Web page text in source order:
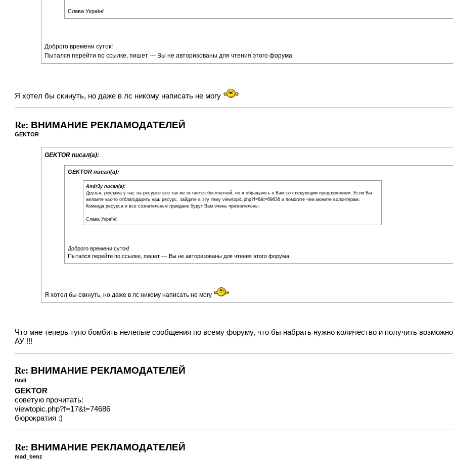
Слава Україні!
Доброго времени суток!
Пытался перейти по ссылке, пишет --- Вы не авторизованы для чтения этого форума.
Я хотел бы скинуть, но даже в лс никому написать не могу
Re: ВНИМАНИЕ РЕКЛАМОДАТЕЛЕЙ
GEKTOR
GEKTOR писал(а):
GEKTOR писал(а):
Andr3y писал(а):
Друзья, реклама у нас на ресурсе все так же остается бесплатной, но я обращаюсь к Вам со следующим предложением. Если Вы
желаете как-то отблагодарить наш ресурс, зайдите в эту тему viewtopic.php?f=6&t=69636и помогите чем можете волонтерам.
Команда ресурса и все сознательные граждане будут Вам очень признательны.
Слава Україні!
Доброго времени суток!
Пытался перейти по ссылке, пишет --- Вы не авторизованы для чтения этого форума.
Я хотел бы скинуть, но даже в лс никому написать не могу
Что мне теперь тупо бомбить нелепые сообщения по всему форуму, что бы набрать нужно количество и получить
АУ !!!
Re: ВНИМАНИЕ РЕКЛАМОДАТЕЛЕЙ
rusli
GEKTOR
советую прочитать:
viewtopic.php?f=17&t=74686
бюрократия :)
Re: ВНИМАНИЕ РЕКЛАМОДАТЕЛЕЙ
mad_benz